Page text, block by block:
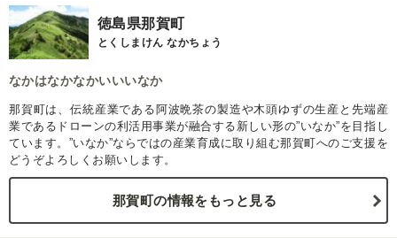
徳島県那賀町
とくしまけん なかちょう
なかはなかなかいいいなか
那賀町は、伝統産業である阿波晩茶の製造や木頭ゆずの生産と先端産
業であるドローンの利活用事業が融合する新しい形の”いなか”を目指し
ています。”いなか”ならではの産業育成に取り組む那賀町へのご支援を
どうぞよろしくお願いします。
那賀町の情報をもっと見る